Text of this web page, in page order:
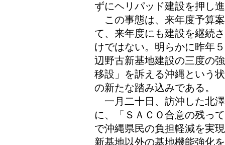
ずにヘリパッド建設を押し
この事態は、来年度予算
て、来年度にも建設を継続
けではない。明らかに昨年
辺野古新基地建設の三度の
移設」を訴える沖縄という
の新たな踏み込みである。
一月二十日、訪沖した北
に、「ＳＡＣＯ合意の残っ
で沖縄県民の負担軽減を実
新基地以外の基地機能強化